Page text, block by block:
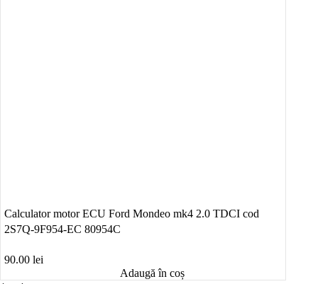
Calculator motor ECU Ford Mondeo mk4 2.0 TDCI cod
2S7Q-9F954-EC 80954C
90.00 lei
Adaugă în coș